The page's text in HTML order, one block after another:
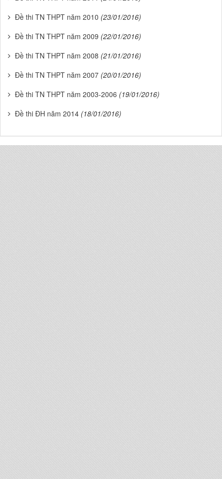
Đề thi TN THPT năm 2010 (23/01/2016)
Đề thi TN THPT năm 2009 (22/01/2016)
Đề thi TN THPT năm 2008 (21/01/2016)
Đề thi TN THPT năm 2007 (20/01/2016)
Đề thi TN THPT năm 2003-2006 (19/01/2016)
Đề thi ĐH năm 2014 (18/01/2016)